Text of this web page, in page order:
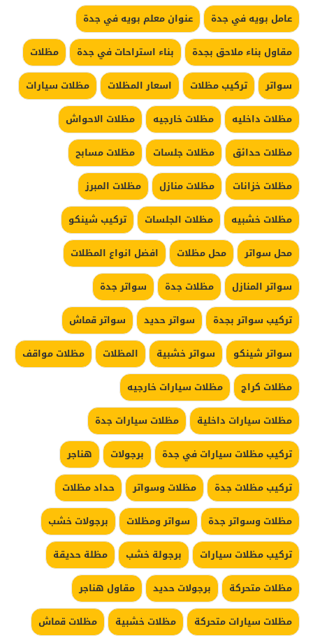
عامل بويه في جدة
عنوان معلم بويه في جدة
مقاول بناء ملاحق بجدة
بناء استراحات في جدة
مظلات
سواتر
تركيب مظلات اسعار المظلات
مظلات سيارات
مظلات داخليه
مظلات خارجيه
مظلات الاحواش
مظلات حدائق
مظلات جلسات
مظلات مسابح
مظلات خزانات
مظلات منازل
مظلات المبرز
مظلات خشبيه
مظلات الجلسات
تركيب شينكو
محل سواتر
محل مظلات
افضل انواع المظلات
سواتر المنازل
مظلات جدة
سواتر جدة
تركيب سواتر بجدة
سواتر حديد
سواتر قماش
سواتر شينكو
سواتر خشبية المظلات
مظلات مواقف
مظلات كراج
مظلات سيارات خارجيه
مظلات سيارات داخلية
مظلات سيارات جدة
تركيب مظلات سيارات في جدة
برجولات
هناجر
تركيب مظلات جدة
مظلات وسواتر
حداد مظلات
مظلات وسواتر جدة
سواتر ومظلات
برجولات خشب
تركيب مظلات سيارات
برجولة خشب
مظلة حديقة
مظلات متحركة
برجولات حديد
مقاول هناجر
مظلات سيارات متحركة
مظلات خشبية
مظلات قماش